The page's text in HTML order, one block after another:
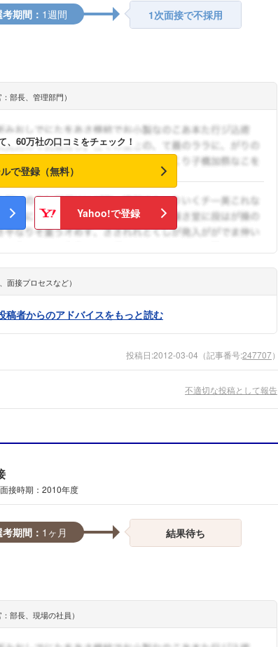
フォローしました
期間： 1週間 1次面接で不採用
：部長、管理部門）
、60万社の口コミをチェック！
で登録（無料）
Yahoo!で登録
面接プロセスなど）
稿者からのアドバイスをもっと読む
投稿日:2012-03-04 （記事番号:247707）
不適切な投稿として報告
面接時期：2010年度
期間： 1ヶ月 結果待ち
：部長、現場の社員）